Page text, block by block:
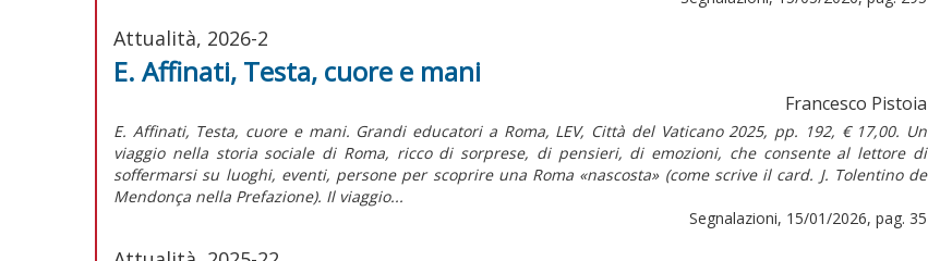
Attualità, 2026-2
E. Affinati, Testa, cuore e mani
Francesco Pistoia
E. Affinati, Testa, cuore e mani. Grandi educatori a Roma, LEV, Città del Vaticano 2025, pp. 192, € 17,00. Un
viaggio nella storia sociale di Roma, ricco di sorprese, di pensieri, di emozioni, che consente al lettore di
soffermarsi su luoghi, eventi, persone per scoprire una Roma «nascosta» (come scrive il card. J. Tolentino de
Mendonça nella Prefazione). Il viaggio...
Segnalazioni, 15/01/2026, pag. 35